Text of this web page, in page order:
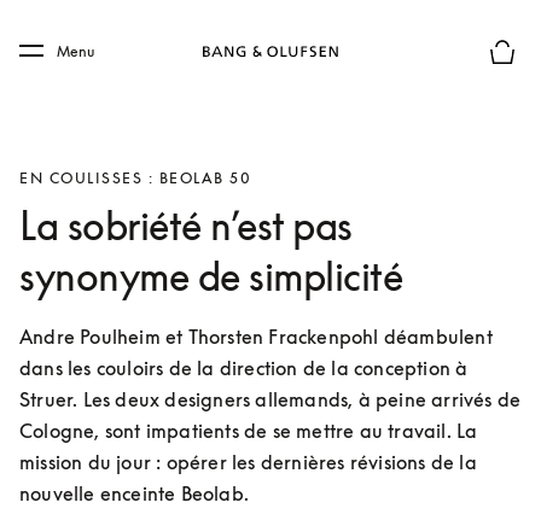
Skip to main footer
Menu
EN COULISSES : BEOLAB 50
La sobriété n’est pas
synonyme de simplicité
Andre Poulheim et Thorsten Frackenpohl déambulent
dans les couloirs de la direction de la conception à
Struer. Les deux designers allemands, à peine arrivés de
Cologne, sont impatients de se mettre au travail. La
mission du jour : opérer les dernières révisions de la
nouvelle enceinte Beolab.